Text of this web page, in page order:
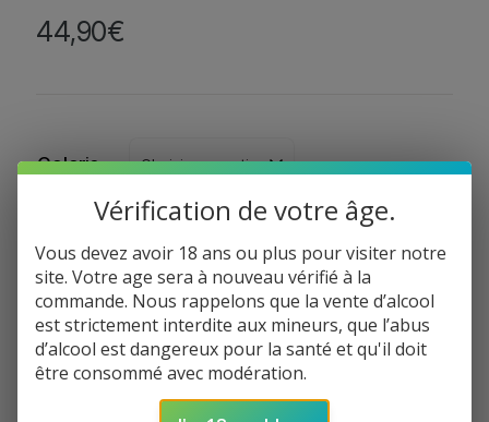
44,90€
Coloris
C’est pour un cadeau ?
Oui, je souhaite un emballage gratuit
Vérification de votre âge.
Vous devez avoir 18 ans ou plus pour visiter notre
site. Votre age sera à nouveau vérifié à la
commande. Nous rappelons que la vente d’alcool
est strictement interdite aux mineurs, que l’abus
d’alcool est dangereux pour la santé et qu'il doit
être consommé avec modération.